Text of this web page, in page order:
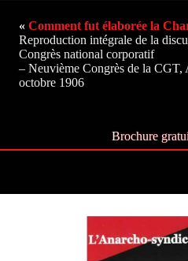
« Comment fut élaborée la
Reproduction intégrale de la
Congrès national corporatif
– Neuvième Congrès de la CGT,
octobre 1906
Brochure